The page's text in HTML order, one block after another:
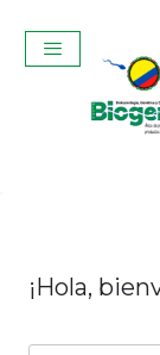
¡Hola,